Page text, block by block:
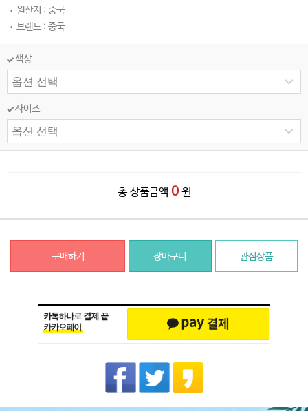
원산지 : 중국
브랜드 : 중국
색상
사이즈
총 상품금액 0 원
구매하기 장바구니 관심상품